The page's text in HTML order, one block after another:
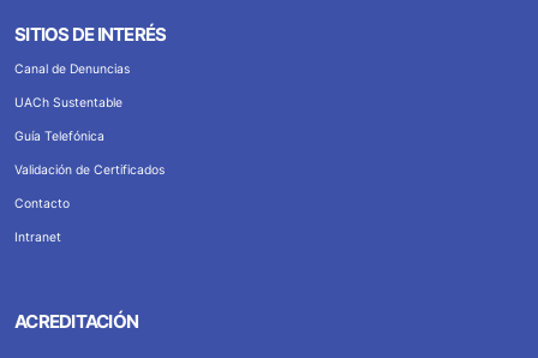
SITIOS DE INTERÉS
Canal de Denuncias
UACh Sustentable
Guía Telefónica
Validación de Certificados
Contacto
Intranet
ACREDITACIÓN